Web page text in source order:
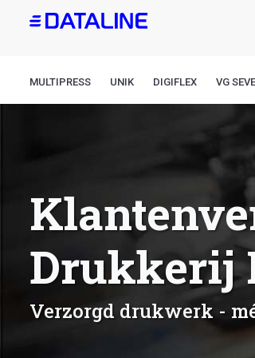
Overslaan
inhoud
MULTIPRESS UNIK DIGIFLEX VG
Drukkerij
Verzorgd drukwerk -